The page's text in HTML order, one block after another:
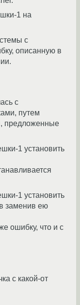
1 на
с
описанную в
с
путем
предложенные
1 установить
1 установить
заменив ею
ошибку, что и с
с какой-от